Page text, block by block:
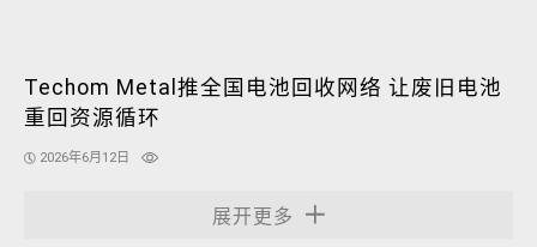
Techom Metal推全国电池回收网络 让废旧电池
重回资源循环
2026年6月12日
展开更多